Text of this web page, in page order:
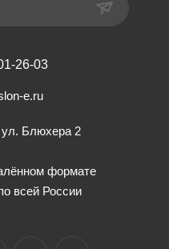
26-03
e.ru
ул. Блюхера 2
формате
всей России